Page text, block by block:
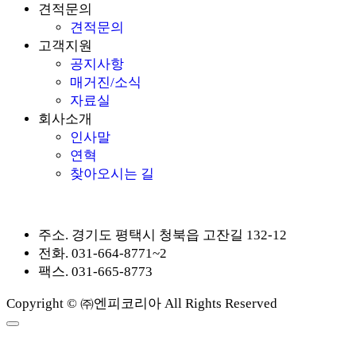
견적문의
견적문의
고객지원
공지사항
매거진/소식
자료실
회사소개
인사말
연혁
찾아오시는 길
주소. 경기도 평택시 청북읍 고잔길 132-12
전화. 031-664-8771~2
팩스. 031-665-8773
Copyright © ㈜엔피코리아 All Rights Reserved